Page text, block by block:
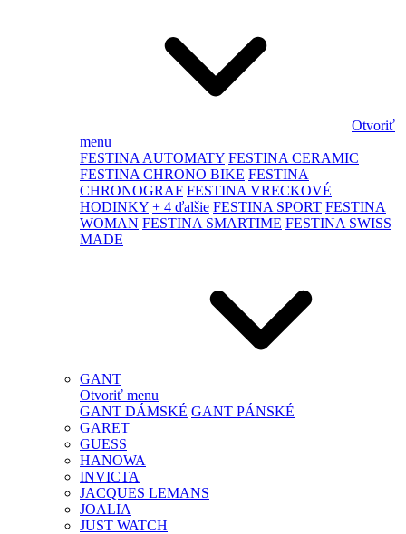
Otvoriť
menu
FESTINA AUTOMATY FESTINA CERAMIC
FESTINA CHRONO BIKE FESTINA
CHRONOGRAF FESTINA VRECKOVÉ
HODINKY + 4 ďalšie FESTINA SPORT FESTINA
WOMAN FESTINA SMARTIME FESTINA SWISS
MADE
GANT
Otvoriť menu
GANT DÁMSKÉ GANT PÁNSKÉ
GARET
GUESS
HANOWA
INVICTA
JACQUES LEMANS
JOALIA
JUST WATCH